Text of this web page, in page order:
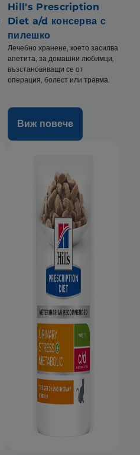
Hill's Prescription
Diet a/d консерва с
пилешко
Лечебно хранене, което засилва
апетита, за домашни любимци,
възстановяващи се от
операция, болест или травма.
Виж повече